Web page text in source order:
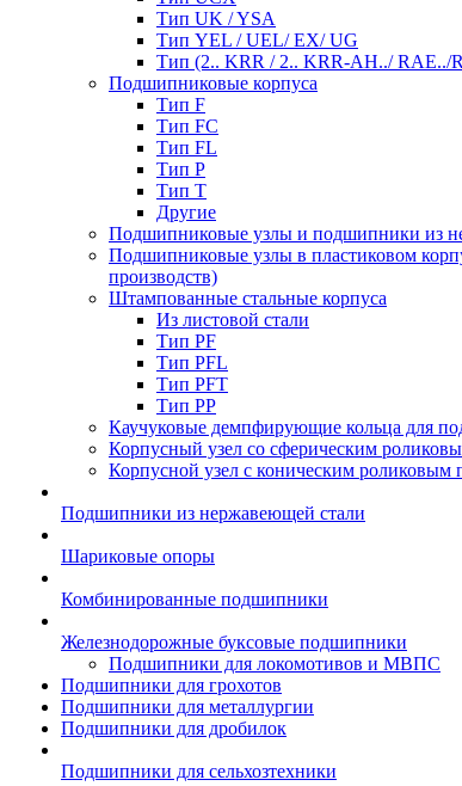
Тип UK / YSA
Тип YEL / UEL/ EX/ UG
Тип (2.. KRR / 2.. KRR-AH../ RAE../
Подшипниковые корпуса
Тип F
Тип FC
Тип FL
Тип P
Тип T
Другие
Подшипниковые узлы и подшипники из
Подшипниковые узлы в пластиковом
производств)
Штампованные стальные корпуса
Из листовой стали
Тип PF
Тип PFL
Тип PFT
Тип PP
Каучуковые демпфирующие кольца для
Корпусный узел со сферическим
Корпусной узел с коническим
Подшипники из нержавеющей стали
Шариковые опоры
Комбинированные подшипники
Железнодорожные буксовые подшипники
Подшипники для локомотивов и МВПС
Подшипники для грохотов
Подшипники для металлургии
Подшипники для дробилок
Подшипники для сельхозтехники